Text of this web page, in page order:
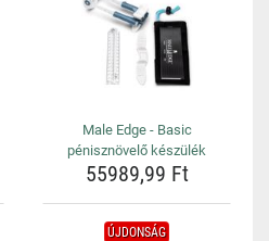
Male Edge - Basic
pénisznövelő készülék
55989,99 Ft
ÚJDONSÁG